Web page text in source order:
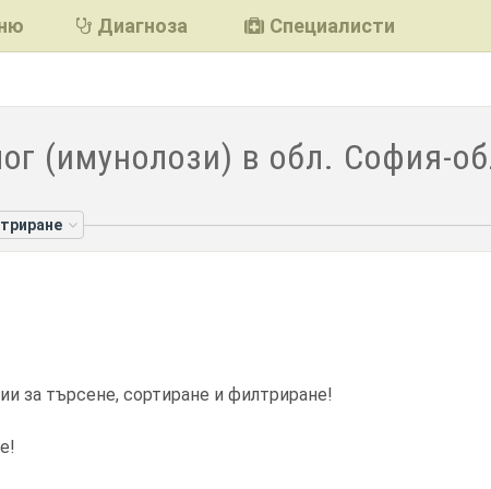
Диагноза Специалисти
(имунолози) в обл. София-
за търсене, сортиране и филтриране!